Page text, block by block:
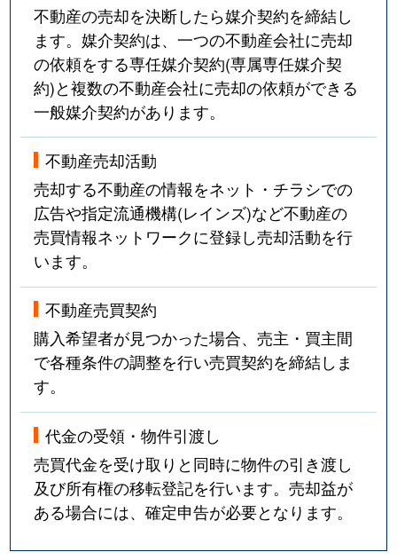
不動産の売却を決断したら媒介契約を締結し
ます。媒介契約は、一つの不動産会社に売却
の依頼をする専任媒介契約(専属専任媒介契
約)と複数の不動産会社に売却の依頼ができる
一般媒介契約があります。
不動産売却活動
売却する不動産の情報をネット・チラシでの
広告や指定流通機構(レインズ)など不動産の
売買情報ネットワークに登録し売却活動を行
います。
不動産売買契約
購入希望者が見つかった場合、売主・買主間
で各種条件の調整を行い売買契約を締結しま
す。
代金の受領・物件引渡し
売買代金を受け取りと同時に物件の引き渡し
及び所有権の移転登記を行います。売却益が
ある場合には、確定申告が必要となります。